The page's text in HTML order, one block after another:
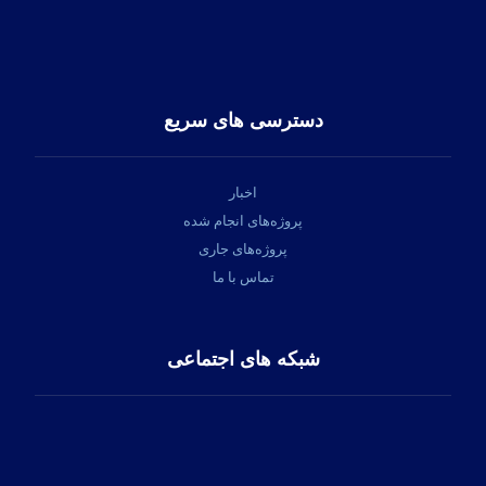
دسترسی های سریع
اخبار
پروژه‌های انجام شده
پروژه‌های جاری
تماس با ما
شبکه های اجتماعی